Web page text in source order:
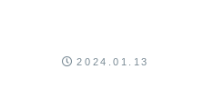
2024.01.13